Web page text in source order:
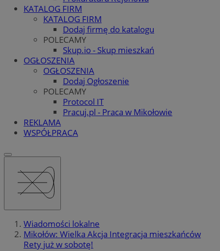
KATALOG FIRM
KATALOG FIRM
Dodaj firmę do katalogu
POLECAMY
Skup.io - Skup mieszkań
OGŁOSZENIA
OGŁOSZENIA
Dodaj Ogłoszenie
POLECAMY
Protocol IT
Pracuj.pl - Praca w Mikołowie
REKLAMA
WSPÓŁPRACA
Wiadomości lokalne
Mikołów: Wielka Akcja Integracja mieszkańców
Rety już w sobotę!